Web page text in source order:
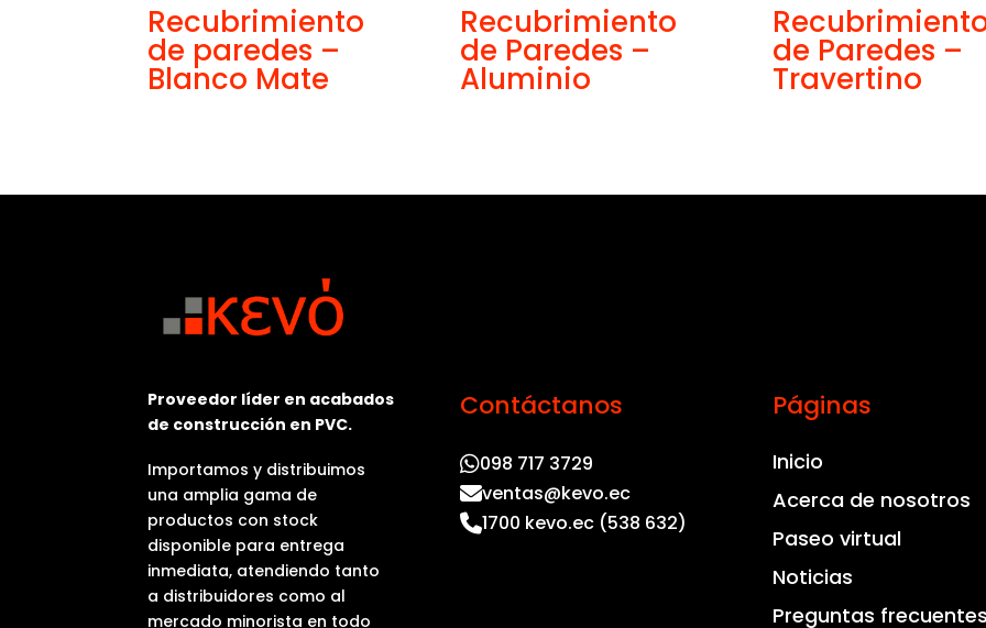
Recubrimiento
de paredes –
Blanco Mate
Recubrimiento
de Paredes –
Aluminio
de Paredes –
Travertino
Proveedor líder en acabados
de construcción en PVC.
Importamos y distribuimos
una amplia gama de
productos con stock
disponible para entrega
inmediata, atendiendo tanto
a distribuidores como al
mercado minorista en todo
Contáctanos
098 717 3729
ventas@kevo.ec
1700 kevo.ec (538 632)
Páginas
Inicio
Acerca de nosotros
Paseo virtual
Noticias
Preguntas